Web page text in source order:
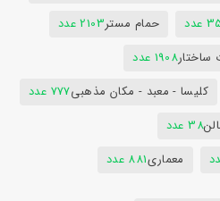
حمام مستر2103 عدد
ساختار1908 عدد
کلیسا - معبد - مکان مذهبی777 عدد
38 عدد
معماری881 عدد